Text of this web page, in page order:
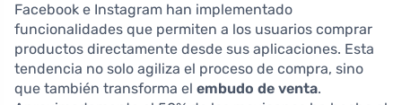
Facebook e Instagram han implementado
funcionalidades que permiten a los usuarios comprar
productos directamente desde sus aplicaciones. Esta
tendencia no solo agiliza el proceso de compra, sino
que también transforma el embudo de venta.